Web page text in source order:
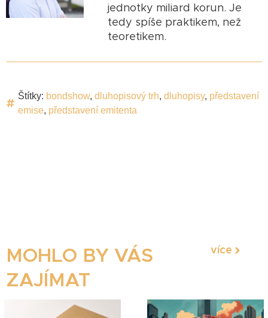
jednotky miliard korun. Je
tedy spíše praktikem, než
teoretikem.
Štítky: bondshow, dluhopisový trh, dluhopisy, představení
emise, představení emitenta
MOHLO BY VÁS
ZAJÍMAT
více